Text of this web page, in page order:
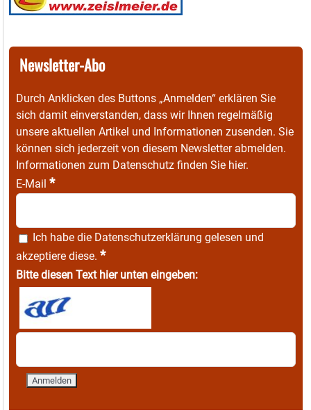
Newsletter-Abo
Durch Anklicken des Buttons „Anmelden“ erklären Sie
sich damit einverstanden, dass wir Ihnen regelmäßig
unsere aktuellen Artikel und Informationen zusenden. Sie
können sich jederzeit von diesem Newsletter abmelden.
Informationen zum Datenschutz finden Sie hier.
E-Mail *
Ich habe die Datenschutzerklärung gelesen und
akzeptiere diese. *
Bitte diesen Text hier unten eingeben: